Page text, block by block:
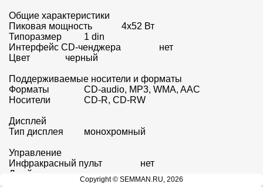
Общие характеристики
Пиковая мощность		4x52 Вт
Типоразмер		1 din
Интерфейс CD-ченджера		нет
Цвет		черный
Поддерживаемые носители и форматы
Форматы		CD-audio, MP3, WMA, AAC
Носители		CD-R, CD-RW
Дисплей
Тип дисплея		монохромный
Управление
Инфракрасный пульт		нет
Джойстик на руле		нет
Поиск по папкам/файлам		есть Copyright © SEMMAN.RU, 2026